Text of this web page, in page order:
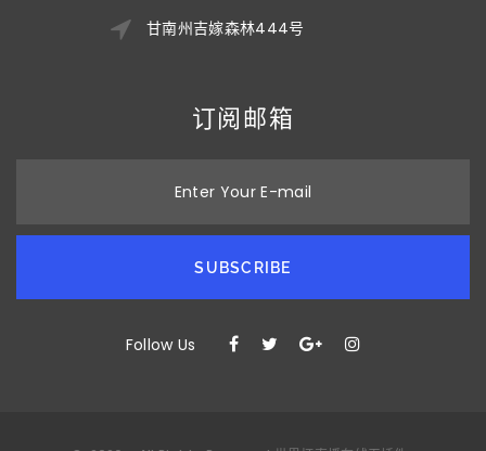
甘南州吉嫁森林444号
订阅邮箱
Enter Your E-mail
SUBSCRIBE
Follow Us